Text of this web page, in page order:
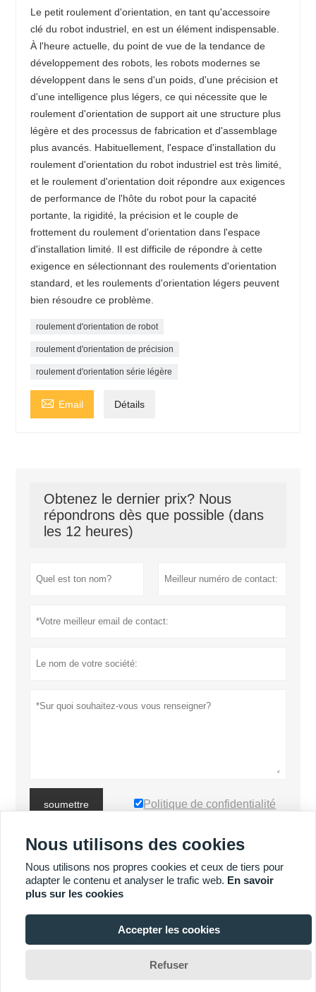

Le petit roulement d'orientation, en tant qu'accessoire
clé du robot industriel, en est un élément indispensable.
À l'heure actuelle, du point de vue de la tendance de
développement des robots, les robots modernes se
développent dans le sens d'un poids, d'une précision et
d'une intelligence plus légers, ce qui nécessite que le
roulement d'orientation de support ait une structure plus
légère et des processus de fabrication et d'assemblage
plus avancés. Habituellement, l'espace d'installation du
roulement d'orientation du robot industriel est très limité,
et le roulement d'orientation doit répondre aux exigences
de performance de l'hôte du robot pour la capacité
portante, la rigidité, la précision et le couple de
frottement du roulement d'orientation dans l'espace
d'installation limité. Il est difficile de répondre à cette
exigence en sélectionnant des roulements d'orientation
standard, et les roulements d'orientation légers peuvent
bien résoudre ce problème.
roulement d'orientation de robot
roulement d'orientation de précision
roulement d'orientation série légère
 Email Détails
Obtenez le dernier prix? Nous
répondrons dès que possible (dans
les 12 heures)
soumettre Politique de confidentialité
PLUS DE SERVICES
      
Copyright By © Luoyang Heng Guan Bearing Technology Co., Ltd
Nous utilisons des cookies
Nous utilisons nos propres cookies et ceux de tiers pour
adapter le contenu et analyser le trafic web. En savoir
plus sur les cookies
Accepter les cookies
Refuser